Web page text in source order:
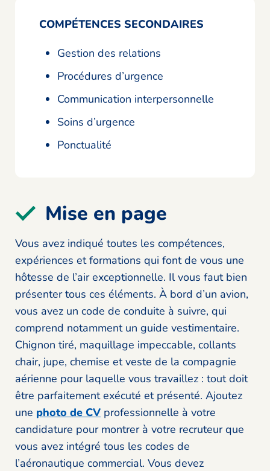
COMPÉTENCES SECONDAIRES
Gestion des relations
Procédures d’urgence
Communication interpersonnelle
Soins d’urgence
Ponctualité
Mise en page
Vous avez indiqué toutes les compétences,
expériences et formations qui font de vous une
hôtesse de l’air exceptionnelle. Il vous faut bien
présenter tous ces éléments. À bord d’un avion,
vous avez un code de conduite à suivre, qui
comprend notamment un guide vestimentaire.
Chignon tiré, maquillage impeccable, collants
chair, jupe, chemise et veste de la compagnie
aérienne pour laquelle vous travaillez : tout doit
être parfaitement exécuté et présenté. Ajoutez
une photo de CV professionnelle à votre
candidature pour montrer à votre recruteur que
vous avez intégré tous les codes de
l’aéronautique commercial. Vous devez